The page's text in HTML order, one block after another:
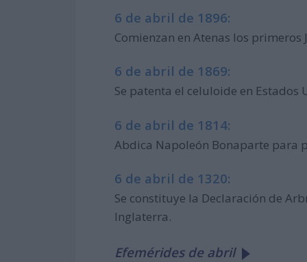
6 de abril de 1896:
Comienzan en Atenas los
6 de abril de 1869:
Se patenta el celuloide en Estados
6 de abril de 1814:
Abdica Napoleón Bonaparte para
6 de abril de 1320:
Se constituye la Declaración de
Inglaterra.
Efemérides de abril